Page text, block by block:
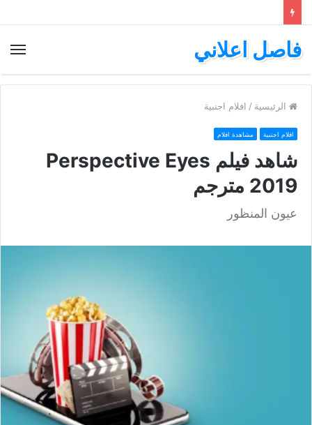
فاصل اعلاني
الرئيسية / افلام اجنبية
افلام اجنبية مشاهدة افلام
شاهد فيلم Perspective Eyes
2019 مترجم
عيون المنظور